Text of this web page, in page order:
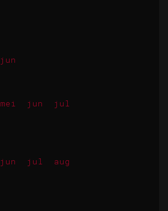
jun
mei jun
jul
jun jul
aug